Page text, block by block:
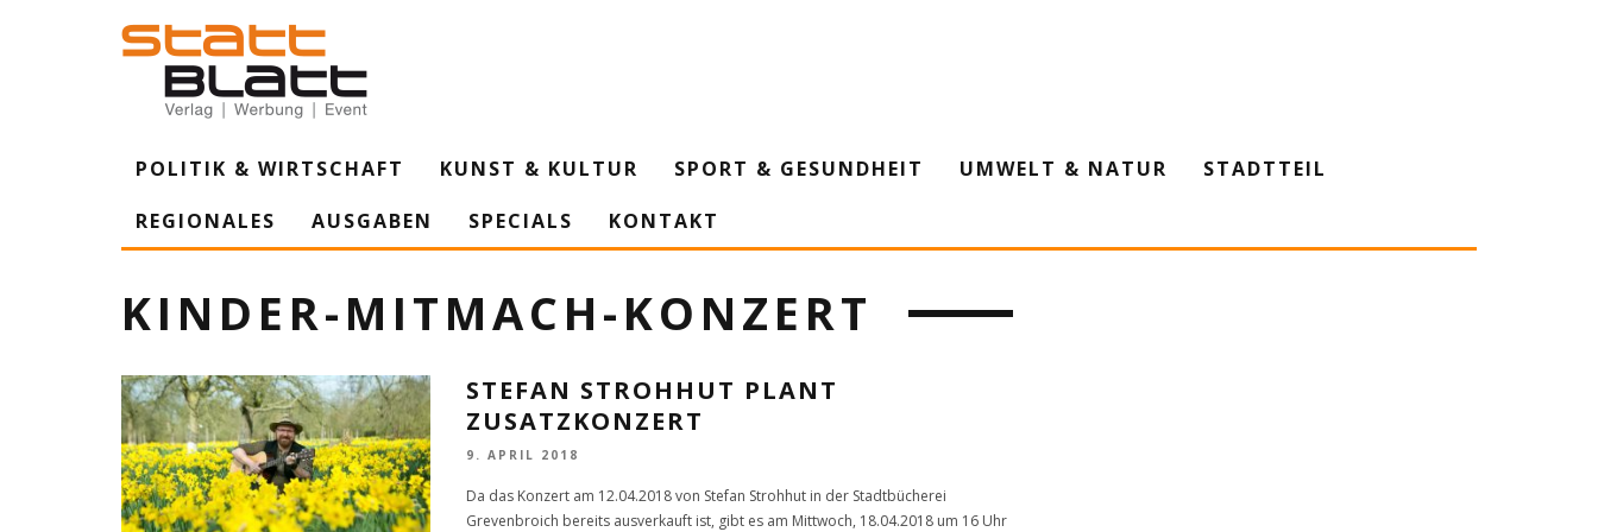
POLITIK & WIRTSCHAFT KUNST & KULTUR SPORT & GESUNDHEIT UMWELT & NATUR
STADTTEIL
REGIONALES
AUSGABEN SPECIALS KONTAKT
KINDER-MITMACH-KONZERT
STEFAN STROHHUT PLANT
ZUSATZKONZERT
9. APRIL 2018
Da das Konzert am 12.04.2018 von Stefan Strohhut in der Stadtbücherei
Grevenbroich bereits ausverkauft ist, gibt es am Mittwoch, 18.04.2018 um 16 Uhr